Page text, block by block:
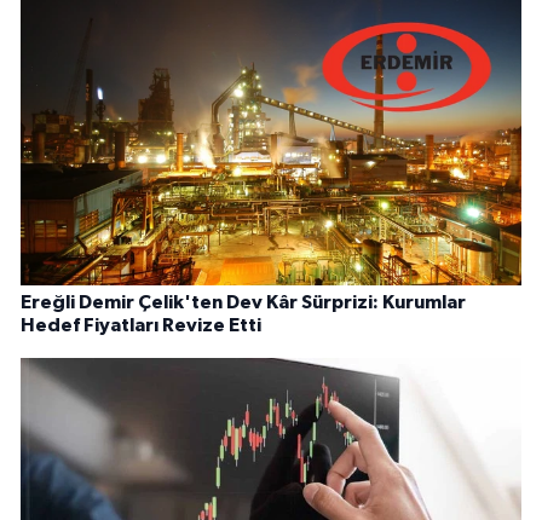
Ereğli Demir Çelik'ten Dev Kâr Sürprizi: Kurumlar
Hedef Fiyatları Revize Etti